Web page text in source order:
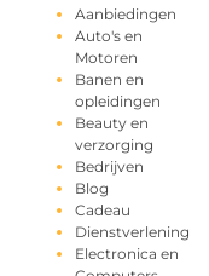
Aanbiedingen
Auto's en
Motoren
Banen en
opleidingen
Beauty en
verzorging
Bedrijven
Blog
Cadeau
Dienstverlening
Electronica en